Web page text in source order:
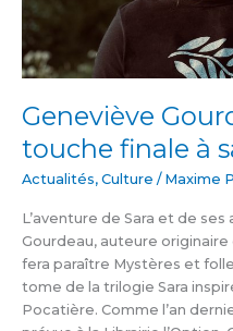
Geneviève
touche finale à
Actualités, Culture / Maxime
L’aventure de Sara et de
Gourdeau, auteure
fera paraître Mystères et
tome de la trilogie Sara
Pocatière. Comme l’an